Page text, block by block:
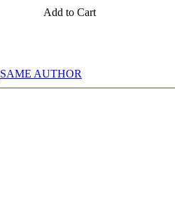
Add to Cart
SAME AUTHOR